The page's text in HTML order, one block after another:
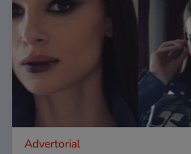
Advertorial